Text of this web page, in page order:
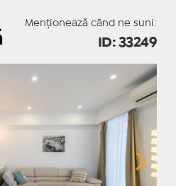
Menționează când ne suni:
ID: 33249